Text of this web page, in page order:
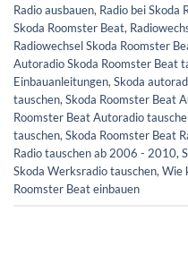
Radio ausbauen, Radio bei Skoda
Skoda Roomster Beat,
Radiowechsel Skoda Roomster
Autoradio Skoda Roomster Beat
Einbauanleitungen, Skoda
tauschen, Skoda Roomster Beat
Roomster Beat Autoradio
tauschen, Skoda Roomster Beat
Radio tauschen ab 2006 - 2010,
Skoda Werksradio tauschen, Wie
Roomster Beat einbauen